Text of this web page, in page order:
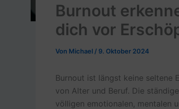
Burnout
dich vor
Von Michael / 9. Oktober 2024
Burnout ist längst keine seltene
von Alter und Beruf. Die
völligen emotionalen, mentalen